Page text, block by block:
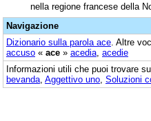
nella regione francese della
Navigazione
Dizionario sulla parola ace . Altre
accuso « ace » acedia acedie
Informazioni utili che puoi trovare
bevanda Aggettivo uno Soluzioni